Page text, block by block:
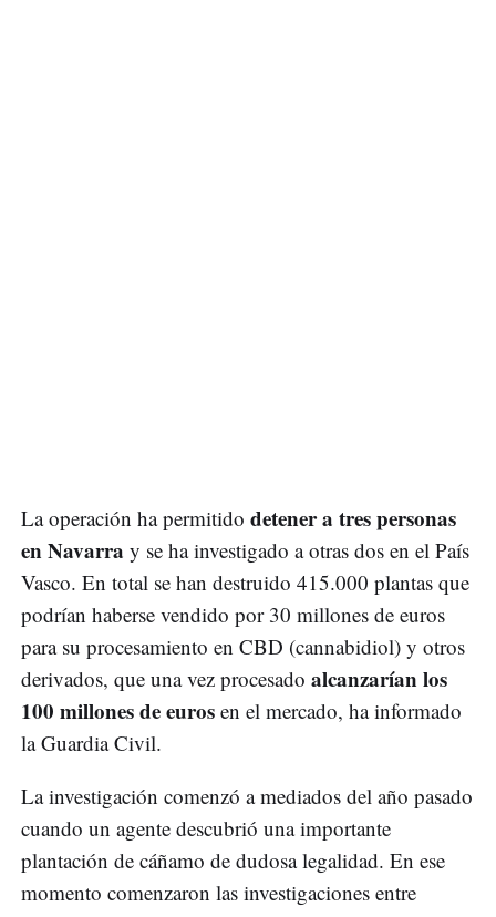
La operación ha permitido detener a tres personas
en Navarra y se ha investigado a otras dos en el País
Vasco. En total se han destruido 415.000 plantas que
podrían haberse vendido por 30 millones de euros
para su procesamiento en CBD (cannabidiol) y otros
derivados, que una vez procesado alcanzarían los
100 millones de euros en el mercado, ha informado
la Guardia Civil.
La investigación comenzó a mediados del año pasado
cuando un agente descubrió una importante
plantación de cáñamo de dudosa legalidad. En ese
momento comenzaron las investigaciones entre